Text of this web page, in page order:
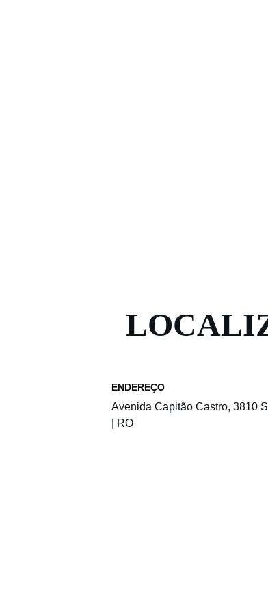
ENDEREÇO
Avenida Capitão Castro, 3810
| RO